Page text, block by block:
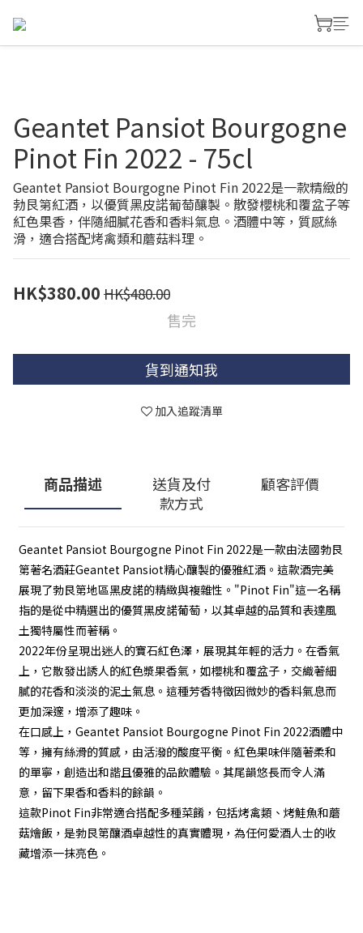
Geantet Pansiot Bourgogne
Pinot Fin 2022 - 75cl
Geantet Pansiot Bourgogne Pinot Fin 2022是一款精緻的
勃艮第紅酒，以優質黑皮諾葡萄釀製。散發櫻桃和覆盆子等
紅色果香，伴隨細膩花香和香料氣息。酒體中等，質感絲
滑，適合搭配烤禽類和蘑菇料理。
HK$380.00 HK$480.00
售完
貨到通知我
加入追蹤清單
商品描述
送貨及付
款方式
顧客評價
Geantet Pansiot Bourgogne Pinot Fin 2022是一款由法國勃艮
第著名酒莊Geantet Pansiot精心釀製的優雅紅酒。這款酒完美
展現了勃艮第地區黑皮諾的精緻與複雜性。"Pinot Fin"這一名稱
指的是從中精選出的優質黑皮諾葡萄，以其卓越的品質和表達風
土獨特屬性而著稱。
2022年份呈現出迷人的寶石紅色澤，展現其年輕的活力。在香氣
上，它散發出誘人的紅色漿果香氣，如櫻桃和覆盆子，交織著細
膩的花香和淡淡的泥土氣息。這種芳香特徵因微妙的香料氣息而
更加深邃，增添了趣味。
在口感上，Geantet Pansiot Bourgogne Pinot Fin 2022酒體中
等，擁有絲滑的質感，由活潑的酸度平衡。紅色果味伴隨著柔和
的單寧，創造出和諧且優雅的品飲體驗。其尾韻悠長而令人滿
意，留下果香和香料的餘韻。
這款Pinot Fin非常適合搭配多種菜餚，包括烤禽類、烤鮭魚和蘑
菇燴飯，是勃艮第釀酒卓越性的真實體現，為任何愛酒人士的收
藏增添一抹亮色。